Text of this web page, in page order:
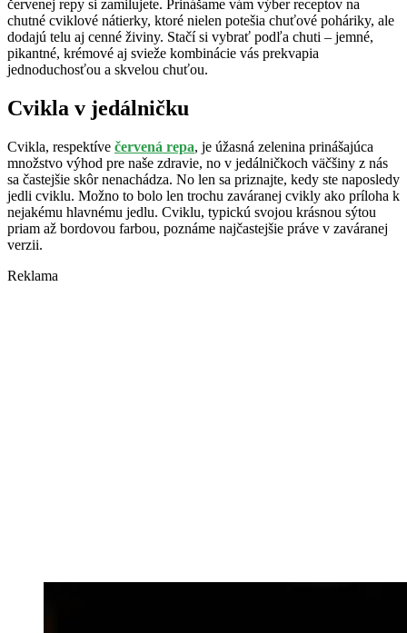
červenej repy si zamilujete. Prinášame vám výber receptov na
chutné cviklové nátierky, ktoré nielen potešia chuťové poháriky, ale
dodajú telu aj cenné živiny. Stačí si vybrať podľa chuti – jemné,
pikantné, krémové aj svieže kombinácie vás prekvapia
jednoduchosťou a skvelou chuťou.
Cvikla v jedálničku
Cvikla, respektíve červená repa, je úžasná zelenina prinášajúca
množstvo výhod pre naše zdravie, no v jedálničkoch väčšiny z nás
sa častejšie skôr nenachádza. No len sa priznajte, kedy ste naposledy
jedli cviklu. Možno to bolo len trochu zaváranej cvikly ako príloha k
nejakému hlavnému jedlu. Cviklu, typickú svojou krásnou sýtou
priam až bordovou farbou, poznáme najčastejšie práve v zaváranej
verzii.
Reklama